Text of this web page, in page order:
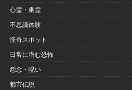
心霊・幽霊
不思議体験
怪奇スポット
日常に潜む恐怖
怨念・呪い
都市伝説